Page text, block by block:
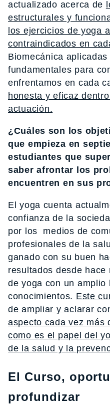
actualizado acerca de
estructurales y
los ejercicios de yoga
contraindicados en
Biomecánica
fundamentales para
enfrentamos en cada
honesta y eficaz
actuación.
¿Cuáles son los
que empieza en
estudiantes que
saber afrontar los
encuentren en sus
El yoga cuenta
confianza de la
por los medios de
profesionales de la
ganado con su buen
resultados desde hace
de yoga con un amplio
conocimientos. Este
de ampliar y aclarar
aspecto cada vez más
como es el papel del
de la salud y la
El Curso,
profundizar